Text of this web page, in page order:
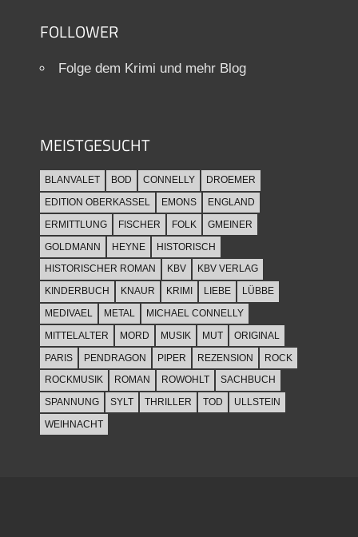
FOLLOWER
Folge dem Krimi und mehr Blog
MEISTGESUCHT
BLANVALET BOD CONNELLY
DROEMER
EDITION OBERKASSEL
EMONS
ENGLAND
ERMITTLUNG
FISCHER FOLK
GMEINER
GOLDMANN
HEYNE
HISTORISCH
HISTORISCHER ROMAN
KBV
KBV VERLAG
KINDERBUCH
KNAUR KRIMI LIEBE
LÜBBE
MEDIVAEL
METAL
MICHAEL CONNELLY
MITTELALTER
MORD MUSIK MUT
ORIGINAL
PARIS
PENDRAGON PIPER REZENSION
ROCK
ROCKMUSIK
ROMAN ROWOHLT
SACHBUCH
SPANNUNG
SYLT THRILLER TOD
ULLSTEIN
WEIHNACHT